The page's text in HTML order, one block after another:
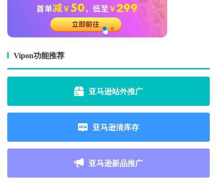
Vipon功能推荐
亚马逊站外推广
亚马逊清库存
亚马逊新品推广